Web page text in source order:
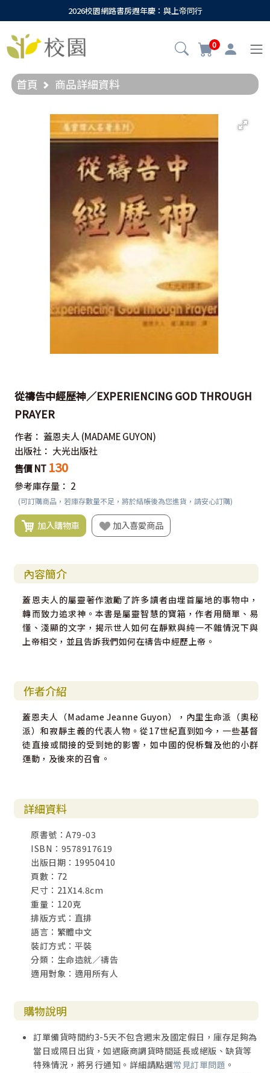
2026校園網路書房週年慶：與上帝同行
0
首頁 商品詳細資料
從禱告中經歷神／EXPERIENCING GOD THROUGH
PRAYER
作者： 蓋恩夫人 (MADAME GUYON)
出版社： 大光出版社
售價 NT 130
參考庫存量： 2
(可訂購商品，若庫存數量不足，將於結帳後為您進貨，請安心訂購)
加入購物車 加入喜愛商品
內容簡介
蓋恩夫人的屬靈著作激勵了許多讀者由埋首屬地的事物中，
轉而致力追求神。本書是屬靈智慧的寶箱，作者用簡單、易
懂、淺顯的文字，揭示世人如何在靜默與純一不雜情況下與
上帝相交，並且告訴我們如何在禱告中經歷上帝。
作者介紹
蓋恩夫人（Madame Jeanne Guyon），內里生命派（奧秘
派）和寂靜主義的代表人物。從17世紀直到如今，一些基督
徒直接或間接的受到她的影響，如中國的倪柝聲及他的小群
運動，及後來的召會。
詳細資料
原書號：A79-03
ISBN：9578917619
出版日期：19950410
頁數：72
尺寸：21X14.8cm
重量：120克
排版方式：直排
語言：繁體中文
裝訂方式：平裝
分類：生命造就／禱告
適用對象：適用所有人
購物說明
訂單備貨時間約3-5天不包含週末及國定假日，庫存足夠為
當日或隔日出貨，如遇廠商調貨時間延長或絕版、缺貨等
特殊情況，將另行通知。詳細請點選常見訂單問題 。